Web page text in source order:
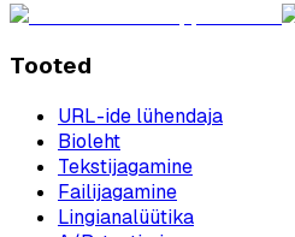
Tooted
URL-ide lühendaja
Bioleht
Tekstijagamine
Failijagamine
Lingianalüütika